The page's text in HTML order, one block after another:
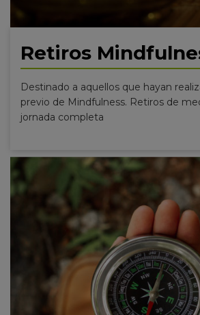
Retiros
Destinado a aquellos que hayan
previo de Mindfulness. Retiros de
jornada completa